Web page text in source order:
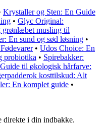
Krystaller og Sten: En Guide
• Glyc Original:
grønlæbet musling til
En sund og sød løsning •
• Udos Choice: En
probiotika • Spirebakker:
Guide til økologisk hårfarve:
kosttilskud: Alt
En komplet guide •
direkte i din indbakke.